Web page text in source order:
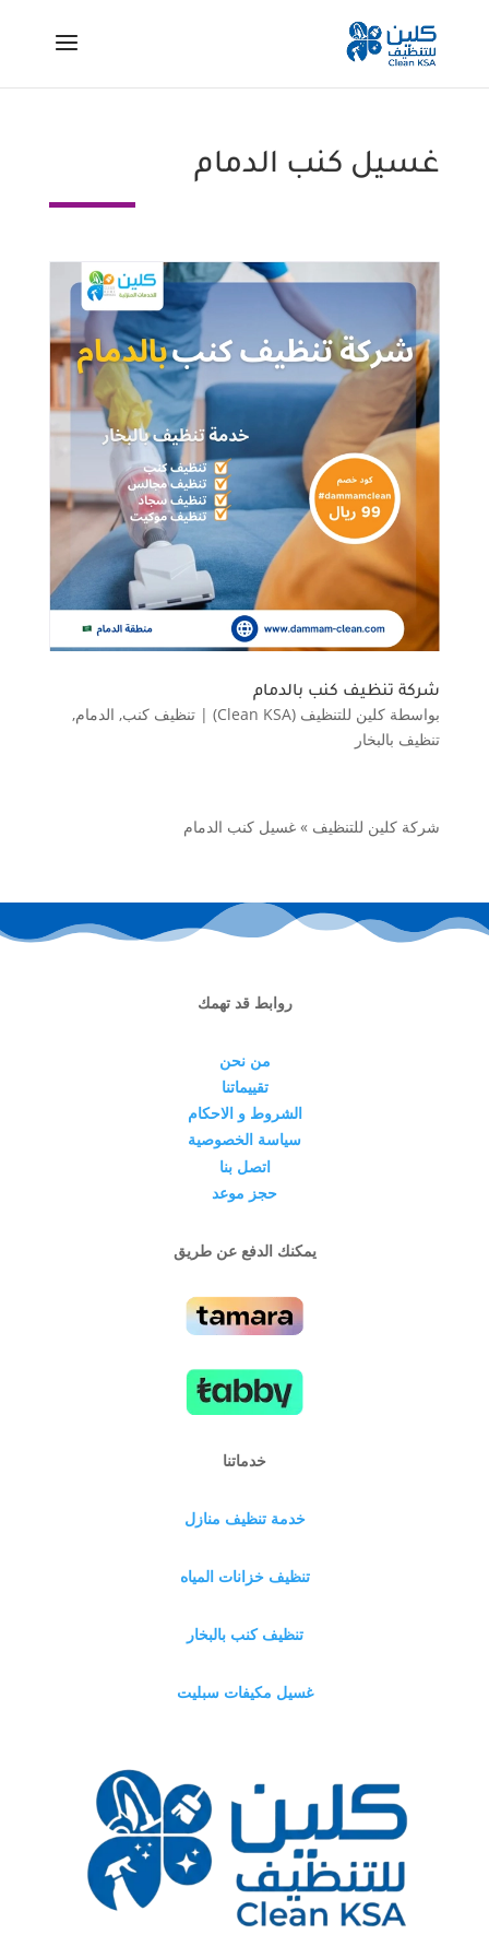
غسيل كنب الدمام
شركة تنظيف كنب بالدمام
بواسطة كلين للتنظيف (Clean KSA) | تنظيف كنب, الدمام,
تنظيف بالبخار
شركة كلين للتنظيف » غسيل كنب الدمام
روابط قد تهمك
من نحن
تقييماتنا
الشروط و الاحكام
سياسة الخصوصية
اتصل بنا
حجز موعد
يمكنك الدفع عن طريق
خدماتنا
خدمة تنظيف منازل
تنظيف خزانات المياه
تنظيف كنب بالبخار
غسيل مكيفات سبليت